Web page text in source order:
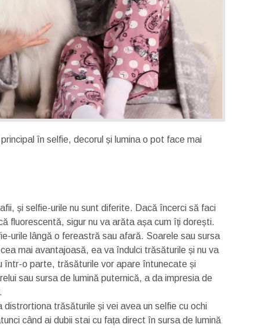
în selfie, decorul și lumina o pot face mai
și selfie-urile nu sunt diferite. Dacă încerci să faci
fluorescentă, sigur nu va arăta așa cum îți dorești.
urile lângă o fereastră sau afară. Soarele sau sursa
mai avantajoasă, ea va îndulci trăsăturile și nu va
într-o parte, trăsăturile vor apare întunecate și
sau sursa de lumină puternică, a da impresia de
distrortiona trăsăturile și vei avea un selfie cu ochi
când ai dubii stai cu fața direct în sursa de lumină